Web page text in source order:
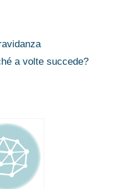
a volte succede?